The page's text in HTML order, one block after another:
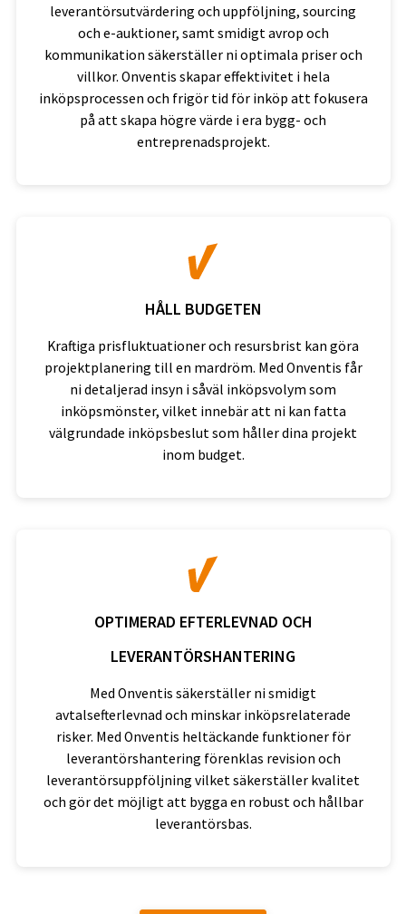
leverantörsutvärdering och uppföljning, sourcing
och e-auktioner, samt smidigt avrop och
kommunikation säkerställer ni optimala priser och
villkor. Onventis skapar effektivitet i hela
inköpsprocessen och frigör tid för inköp att fokusera
på att skapa högre värde i era bygg- och
entreprenadsprojekt.
HÅLL BUDGETEN
Kraftiga prisfluktuationer och resursbrist kan göra
projektplanering till en mardröm. Med Onventis får
ni detaljerad insyn i såväl inköpsvolym som
inköpsmönster, vilket innebär att ni kan fatta
välgrundade inköpsbeslut som håller dina projekt
inom budget.
OPTIMERAD EFTERLEVNAD OCH
LEVERANTÖRSHANTERING
Med Onventis säkerställer ni smidigt
avtalsefterlevnad och minskar inköpsrelaterade
risker. Med Onventis heltäckande funktioner för
leverantörshantering förenklas revision och
leverantörsuppföljning vilket säkerställer kvalitet
och gör det möjligt att bygga en robust och hållbar
leverantörsbas.